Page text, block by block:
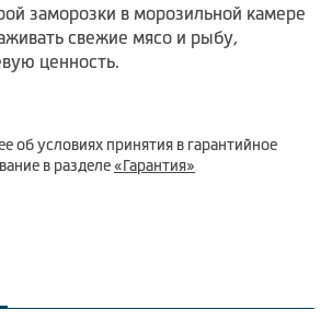
заморозки в морозильной камере
свежие мясо и рыбу,
ценность.
об условиях принятия в гарантийное
в разделе«Гарантия»